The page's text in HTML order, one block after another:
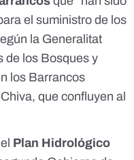
el suministro de los
la Generalitat
de los Bosques y
los Barrancos
que confluyen al
Plan Hidrológico